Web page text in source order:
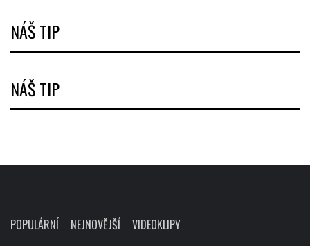
NÁŠ TIP
NÁŠ TIP
POPULÁRNÍ NEJNOVĚJŠÍ VIDEOKLIPY